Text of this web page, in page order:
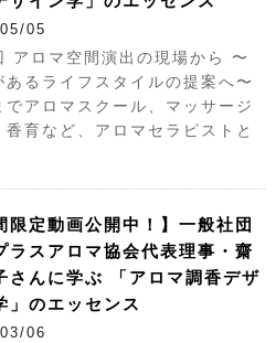
05
アロマ空間演出の現場から 〜
あるライフスタイルの提案へ〜
でアロマスクール、マッサージ
香育など、アロマセラピストと
限定動画公開中！】一般社団
ラスアロマ協会代表理事・齋
さんに学ぶ 「アロマ調香デザ
」のエッセンス
06